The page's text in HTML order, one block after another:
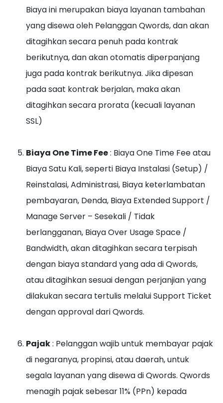
Biaya ini merupakan biaya layanan tambahan
yang disewa oleh Pelanggan Qwords, dan akan
ditagihkan secara penuh pada kontrak
berikutnya, dan akan otomatis diperpanjang
juga pada kontrak berikutnya. Jika dipesan
pada saat kontrak berjalan, maka akan
ditagihkan secara prorata (kecuali layanan
SSL)
Biaya One Time Fee: Biaya One Time Fee atau
Biaya Satu Kali, seperti Biaya Instalasi (Setup) /
Reinstalasi, Administrasi, Biaya keterlambatan
pembayaran, Denda, Biaya Extended Support /
Manage Server – Sesekali / Tidak
berlangganan, Biaya Over Usage Space /
Bandwidth, akan ditagihkan secara terpisah
dengan biaya standard yang ada di Qwords,
atau ditagihkan sesuai dengan perjanjian yang
dilakukan secara tertulis melalui Support Ticket
dengan approval dari Qwords.
Pajak: Pelanggan wajib untuk membayar pajak
di negaranya, propinsi, atau daerah, untuk
segala layanan yang disewa di Qwords. Qwords
menagih pajak sebesar 11% (PPn) kepada